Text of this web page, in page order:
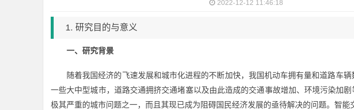
2022-12-12 11:46:18
1. 研究目的与意义
一、研究背景
随着我国经济的飞速发展和城市化进程的不断加快，我国机动车拥有量和道路车辆
一些大中型城市，道路交通拥挤交通堵塞以及由此造成的交通事故增加、环境污染加
极其严重的城市问题之一，而且其现已成为阻碍国民经济发展的亟待解决的问题。智能